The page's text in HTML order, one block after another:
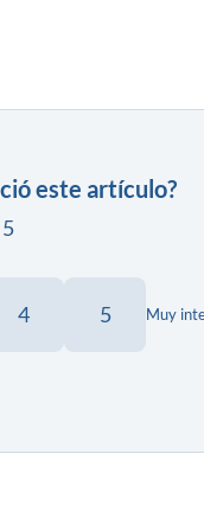
este artículo?
4 5 Muy